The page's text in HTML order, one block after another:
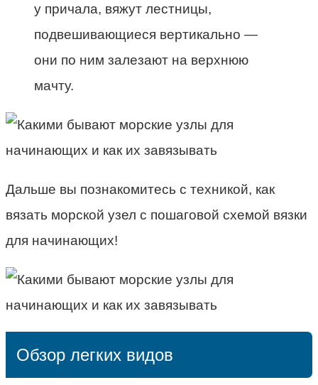
у причала, вяжут лестницы,
подвешивающиеся вертикально —
они по ним залезают на верхнюю
мачту.
Дальше вы познакомитесь с техникой, как
вязать морской узел с пошаговой схемой вязки
для начинающих!
Обзор легких видов